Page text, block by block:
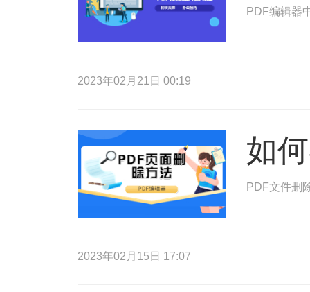
PDF编辑器
2023年02月21日 00:19
如
PDF文件删
2023年02月15日 17:07